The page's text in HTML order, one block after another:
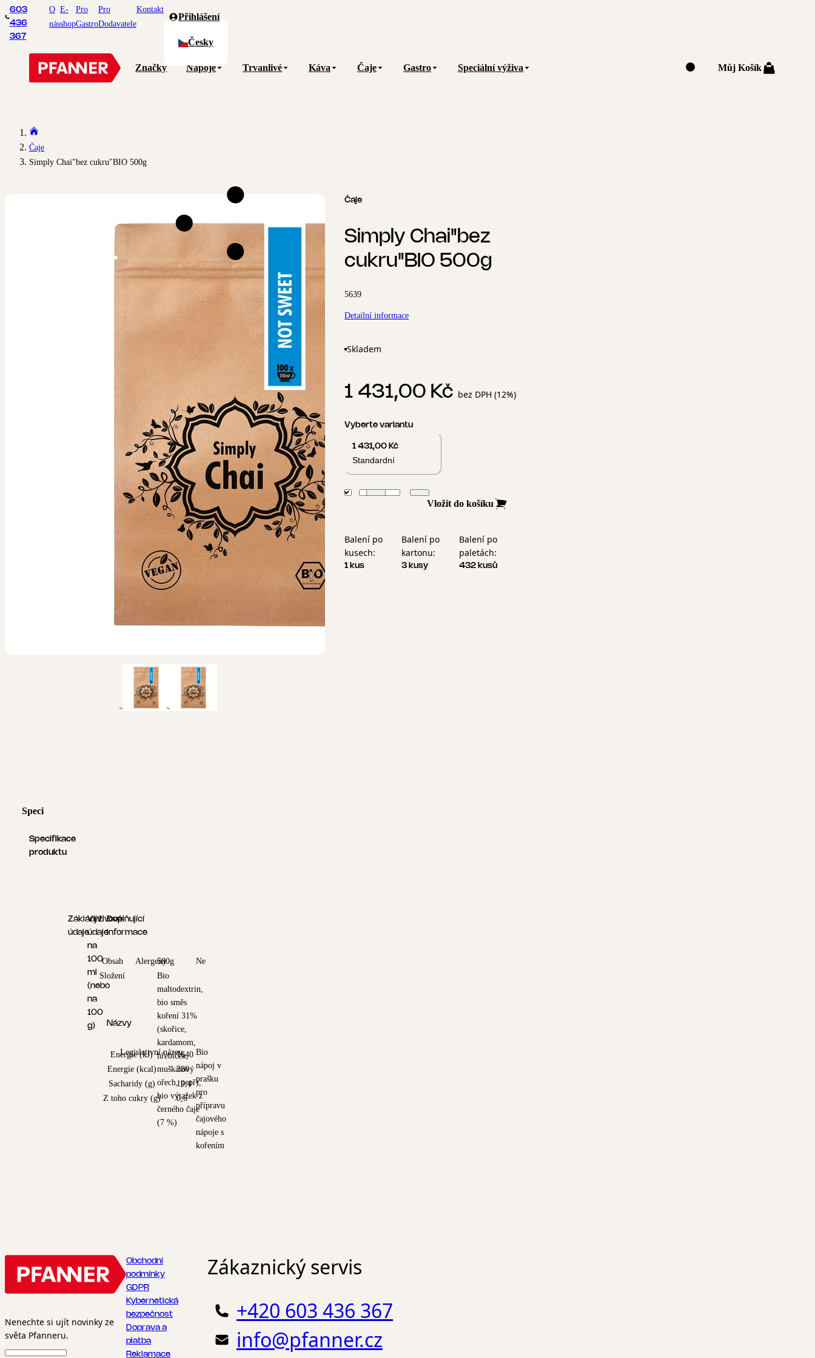
603
436
367
O
nás
E-
shop
Pro
Gastro
Pro
Dodavatele
Kontakt
Česky
Přihlášení
Značky Nápoje Trvanlivé Káva Čaje Gastro Speciální výživa Můj Košík 0
Čaje
Simply Chai"bez cukru"BIO 500g
Čaje
Simply Chai"bez
cukru"BIO 500g
5639
Detailní informace
Skladem
1 431,00 Kč bez DPH (12%)
Vyberte variantu
1 431,00 Kč
Standardní
Vložit do košíku
Balení po
kusech:
1 kus
Balení po
kartonu:
3 kusy
Balení po
paletách:
432 kusů
Specifikace produktu
Specifikace
produktu
Základní
údaje
Obsah
500g
Složení
Bio
maltodextrin,
bio směs
koření 31%
(skořice,
kardamom,
hřebíček,
muškátový
ořech, pepř),
bio výtažek z
černého čaje
(7 %)
Výživové
údaje
na
100
ml
(nebo
na
100
g)
Energie (kJ)
1640
Energie (kcal)
380
Sacharidy (g)
19,4
Z toho cukry (g)
0,6
Doplňující
informace
Alergeny Ne
Názvy
Legislativní název
Bio
nápoj v
prašku
pro
přípravu
čajového
nápoje s
kořením
Nenechte si ujít novinky ze
světa Pfanneru.
Obchodní
podmínky
GDPR
Kybernetická
bezpečnost
Doprava a
platba
Reklamace
Zákaznický servis
+420 603 436 367
info@pfanner.cz